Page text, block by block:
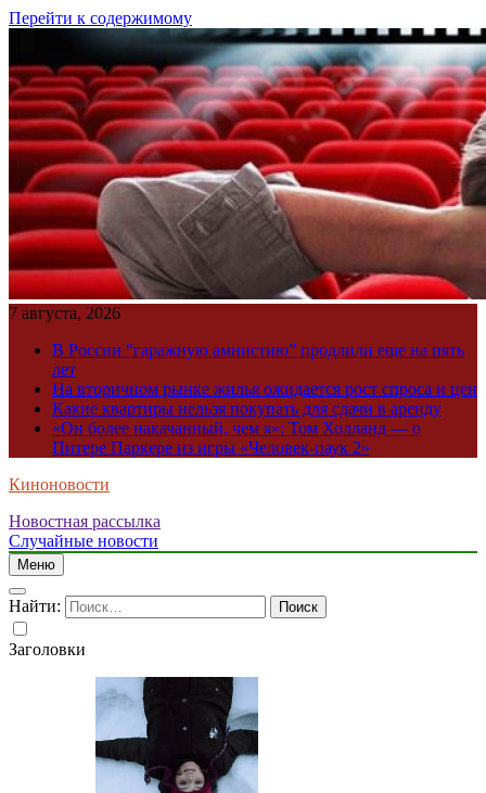
Перейти к содержимому
7 августа, 2026
В России “гаражную амнистию” продлили еще на пять
лет
На вторичном рынке жилья ожидается рост спроса и цен
Какие квартиры нельзя покупать для сдачи в аренду
«Он более накачанный, чем я»: Том Холланд — о
Питере Паркере из игры «Человек-паук 2»
Киноновости
Новостная рассылка
Случайные новости
Меню
Найти:
Заголовки